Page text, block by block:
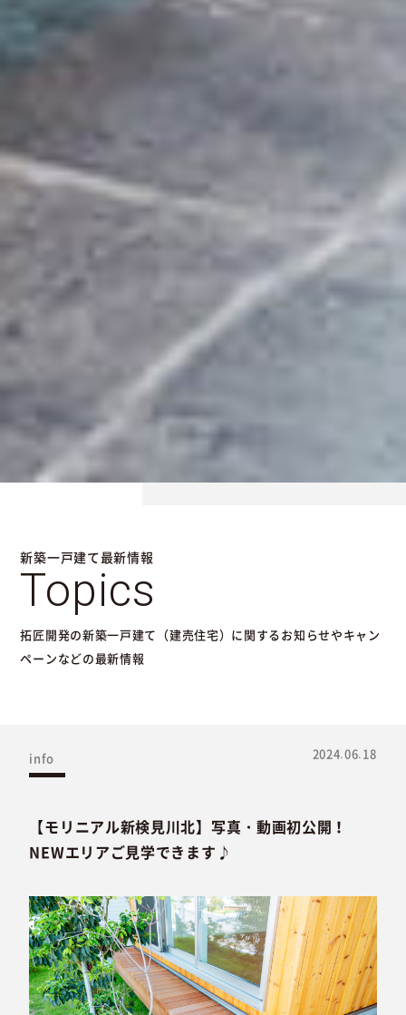
新築一戸建て最新情報
Topics
拓匠開発の新築一戸建て（建売住宅）に関するお知らせやキャン
ペーンなどの最新情報
info 2024.06.18
【モリニアル新検見川北】写真・動画初公開！
NEWエリアご見学できます♪